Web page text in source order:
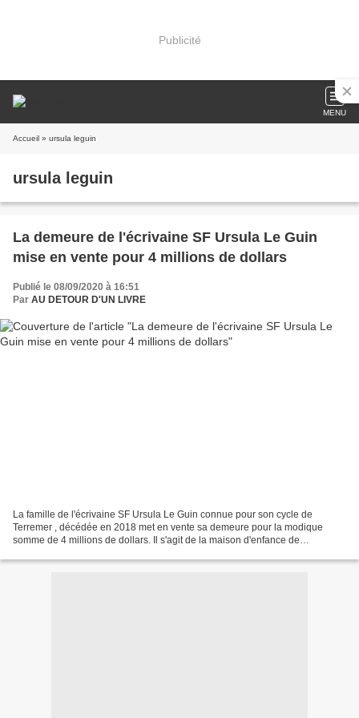
Publicité
MENU
Accueil » ursula leguin
ursula leguin
La demeure de l'écrivaine SF Ursula Le Guin
mise en vente pour 4 millions de dollars
Publié le 08/09/2020 à 16:51
Par AU DETOUR D'UN LIVRE
La famille de l'écrivaine SF Ursula Le Guin connue pour son cycle de
Terremer , décédée en 2018 met en vente sa demeure pour la modique
somme de 4 millions de dollars. Il s'agit de la maison d'enfance de